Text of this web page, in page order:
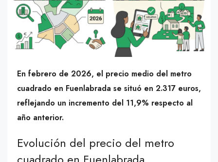
En febrero de 2026, el precio medio del metro
cuadrado en Fuenlabrada se situó en 2.317 euros,
reflejando un incremento del 11,9% respecto al
año anterior.
Evolución del precio del metro